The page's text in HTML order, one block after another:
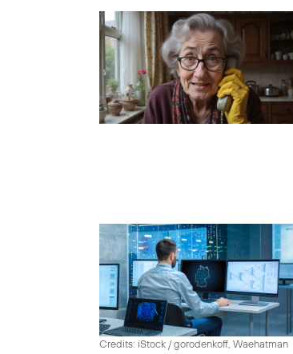
Credits: iStock / gorodenkoff, Waehatman